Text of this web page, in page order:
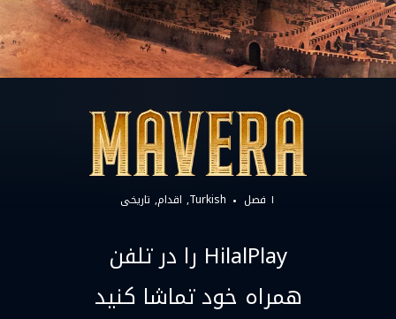
۱ فصل Turkish اقدام تاریخی
HilalPlay را در تلفن
همراه خود تماشا کنید